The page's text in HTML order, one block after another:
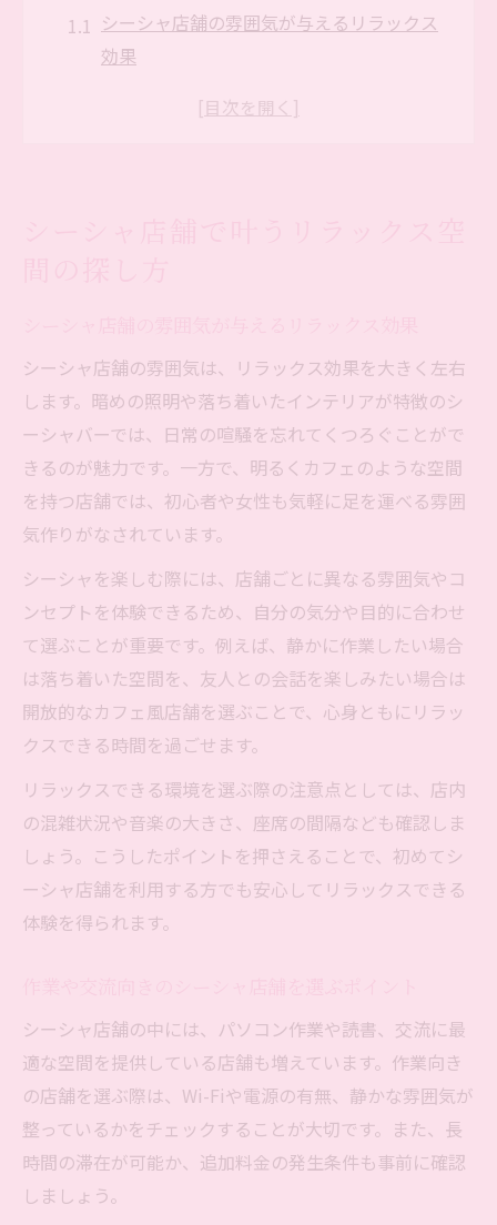
シーシャ店舗の雰囲気が与えるリラックス
効果
作業や交流向きのシーシャ店舗を選ぶポイ
シーシャ店舗でのふかし方やマナーを解説
シーシャ店舗のチャージやシステムの基本
シーシャ店舗スタッフのサポートの活用法
雰囲気重視の方に最適なシーシャの楽しみ方
おしゃれなシーシャ店舗で雰囲気を満喫
シーシャ店舗の居心地を左右する要素とは
シーシャ作業利用に適した空間づくりの秘
訣
友人や恋人と楽しむシーシャ店舗の魅力
シーシャ店舗で選ぶおすすめの過ごし方
シーシャ店舗選びで重視したい安全ポイント
シーシャ店舗の健康リスクと対策の基本
安全にシーシャを楽しむための店舗環境
年齢確認や身分証提示の必要性を解説
違法営業を避けるためのシーシャ店舗選び
料金やシステムを比べて納得できるシーシャ
シーシャ店舗の料金体系と選び方のコツ
シーシャ店舗のチャージや追加料金の詳細
シーシャ専門店と居酒屋の料金比較ポイン
ト
シーシャ店舗の雰囲気は、リラックス効果を大きく左右
します。暗めの照明や落ち着いたインテリアが特徴のシ
ーシャバーでは、日常の喧騒を忘れてくつろぐことがで
きるのが魅力です。一方で、明るくカフェのような空間
を持つ店舗では、初心者や女性も気軽に足を運べる雰囲
気作りがなされています。
シーシャを楽しむ際には、店舗ごとに異なる雰囲気やコ
ンセプトを体験できるため、自分の気分や目的に合わせ
て選ぶことが重要です。例えば、静かに作業したい場合
は落ち着いた空間を、友人との会話を楽しみたい場合は
開放的なカフェ風店舗を選ぶことで、心身ともにリラッ
クスできる時間を過ごせます。
リラックスできる環境を選ぶ際の注意点としては、店内
の混雑状況や音楽の大きさ、座席の間隔なども確認しま
しょう。こうしたポイントを押さえることで、初めてシ
ーシャ店舗を利用する方でも安心してリラックスできる
体験を得られます。
シーシャ店舗の中には、パソコン作業や読書、交流に最
適な空間を提供している店舗も増えています。作業向き
の店舗を選ぶ際は、Wi-Fiや電源の有無、静かな雰囲気が
整っているかをチェックすることが大切です。また、長
時間の滞在が可能か、追加料金の発生条件も事前に確認
しましょう。